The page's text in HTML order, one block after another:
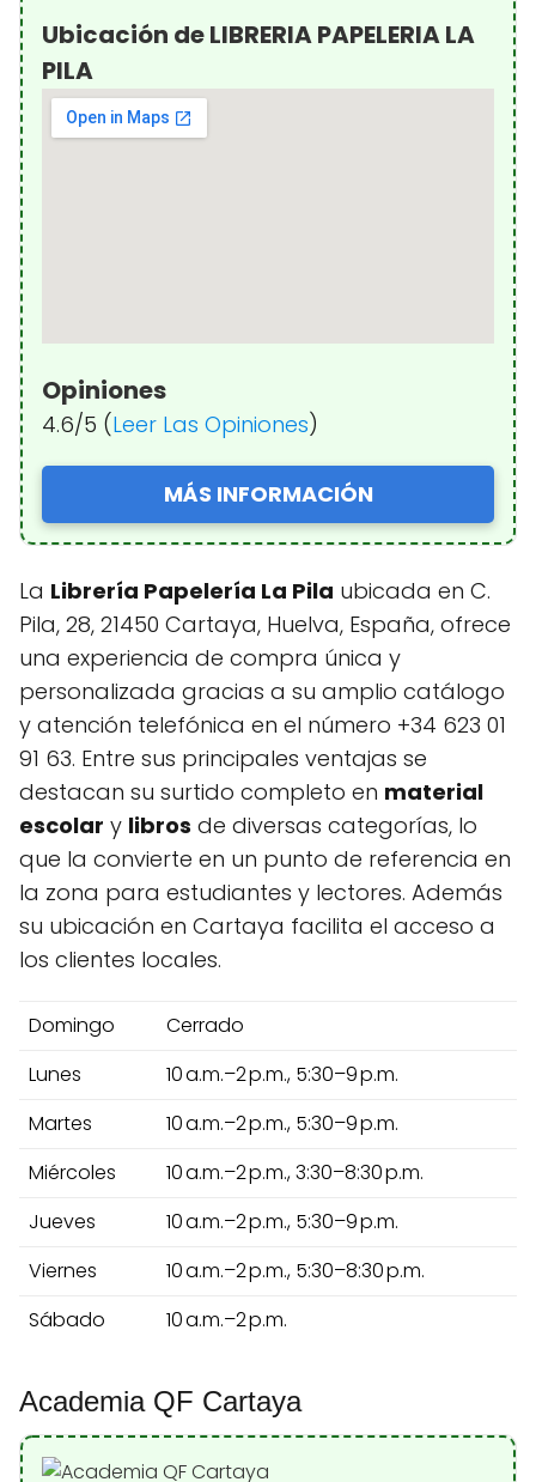
Ubicación de LIBRERIA PAPELERIA LA
PILA
Opiniones
4.6/5 (Leer Las Opiniones)
MÁS INFORMACIÓN
La Librería Papelería La Pila ubicada en C.
Pila, 28, 21450 Cartaya, Huelva, España, ofrece
una experiencia de compra única y
personalizada gracias a su amplio catálogo
y atención telefónica en el número +34 623 01
91 63. Entre sus principales ventajas se
destacan su surtido completo en material
escolar y libros de diversas categorías, lo
que la convierte en un punto de referencia en
la zona para estudiantes y lectores. Además
su ubicación en Cartaya facilita el acceso a
los clientes locales.
Domingo
Cerrado
Lunes
10 a.m.–2 p.m., 5:30–9 p.m.
Martes
10 a.m.–2 p.m., 5:30–9 p.m.
Miércoles
10 a.m.–2 p.m., 3:30–8:30 p.m.
Jueves
10 a.m.–2 p.m., 5:30–9 p.m.
Viernes
10 a.m.–2 p.m., 5:30–8:30 p.m.
Sábado
10 a.m.–2 p.m.
Academia QF Cartaya